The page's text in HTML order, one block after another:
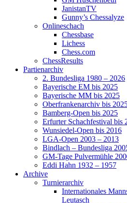
JanistanTV
Gunny’s Chessalyze
Onlineschach
Chessbase
Lichess
Chess.com
ChessResults
Partienarchiv
2. Bundesliga 1980 – 2026
Bayerische EM bis 2025
Bayerische MM bis 2025
Oberfrankenarchiv bis
Bamberg-Open bis 2025
Erfurter Schachfestival bis
Wunsiedel-Open bis 2016
LGA-Open 2003 – 2013
Bindlach – Bundesliga
GM-Tage Pulvermühle
Eddi Hahn 1932 – 1957
Archive
Turnierarchiv
Internationales
Leutasch